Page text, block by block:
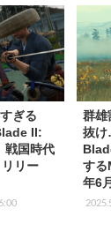
ぎる
II:
国時代
リー
群雄
抜
する
年6